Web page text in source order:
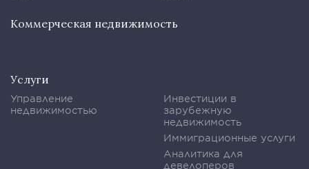
Коммерческая недвижимость
Услуги
Управление
недвижимостью
Инвестиции в
зарубежную
недвижимость
Иммиграционные услуги
Аналитика для
девелоперов